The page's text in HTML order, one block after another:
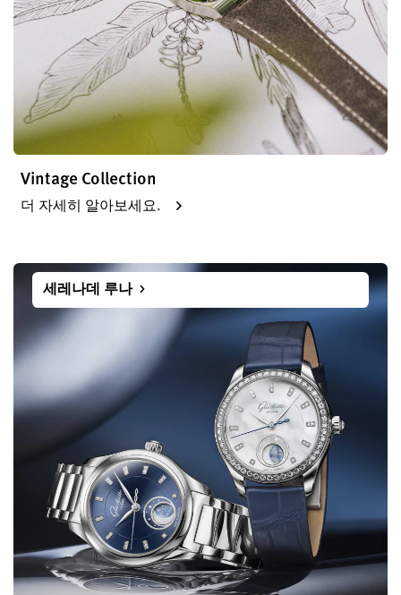
Vintage Collection
더 자세히 알아보세요.
세레나데 루나